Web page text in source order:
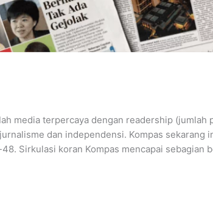
media terpercaya dengan readership (jumlah
dan independensi. Kompas sekarang
Sirkulasi koran Kompas mencapai sebagian